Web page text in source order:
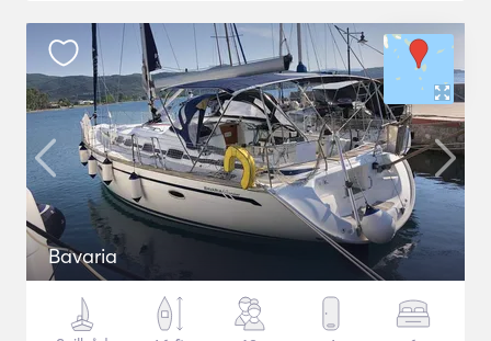
Bavaria